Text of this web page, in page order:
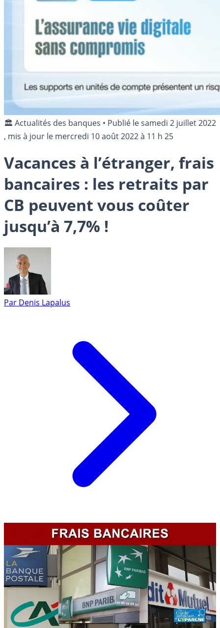
🏛️ Actualités des banques • Publié lesamedi 2 juillet 2022
, mis à jour le mercredi 10 août 2022 à 11 h 25
Vacances à l’étranger, frais
bancaires : les retraits par
CB peuvent vous coûter
jusqu’à 7,7% !
Par Denis Lapalus